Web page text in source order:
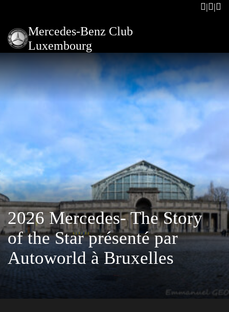
Mercedes-Benz Club
Luxembourg
2026 Mercedes- The Story
of the Star présenté par
Autoworld à Bruxelles